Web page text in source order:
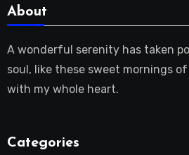
About
A wonderful serenity has taken
soul, like these sweet mornings
with my whole heart.
Categories